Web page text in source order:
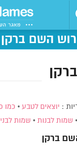
השם ברקן
: יוצאים לטבע • כמו
• שמות לבנות • שמות
ברקן